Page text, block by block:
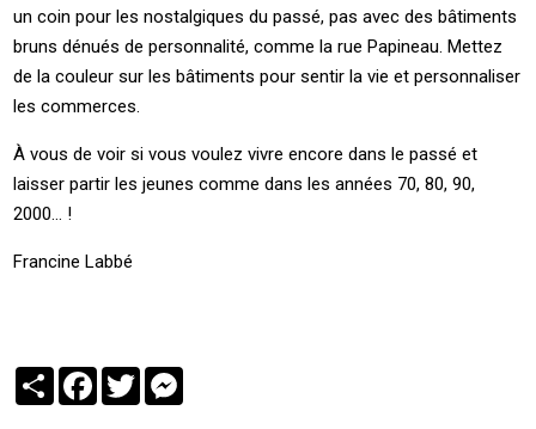
un coin pour les nostalgiques du passé, pas avec des bâtiments
bruns dénués de personnalité, comme la rue Papineau. Mettez
de la couleur sur les bâtiments pour sentir la vie et personnaliser
les commerces.
À vous de voir si vous voulez vivre encore dans le passé et
laisser partir les jeunes comme dans les années 70, 80, 90,
2000… !
Francine Labbé
PartagerFacebook
Twitter